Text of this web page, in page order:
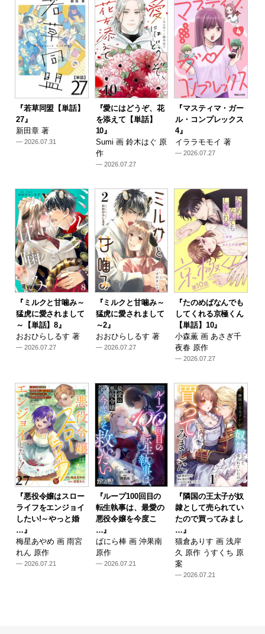
『若草同盟【単話】
27』
新田章 著
— 2026.07.31
『愛にはどうぞ、花
を添えて【単話】
10』
Sumi 画 鈴木はぐ 原
作
— 2026.07.27
『マスティマ・ガー
ル・コンプレックス
4』
イララモモイ 著
— 2026.07.27
『ミルクと甘噛み～
猛虎に愛されまして
～【単話】8』
おおひらしるす 著
— 2026.07.27
『ミルクと甘噛み～
猛虎に愛されまして
～2』
おおひらしるす 著
— 2026.07.27
『たのめばなんでも
してくれる京極くん
【単話】10』
小森薫 画 あさぎ千
夜春 原作
— 2026.07.27
『悪役令嬢はスロー
ライフをエンジョイ
したい!～やっと婚
…』
梅星あやめ 画 雨宮
れん 原作
— 2026.07.21
『ループ100回目の
転生執事は、最愛の
悪役令嬢を今度こ
…』
ばにら棒 画 沖果南
原作
— 2026.07.21
『隣国の王太子が奴
隷として売られてい
たので買ってみまし
…』
猫倉ありす 画 浅岸
久 原作 うすくち 原
案
— 2026.07.21